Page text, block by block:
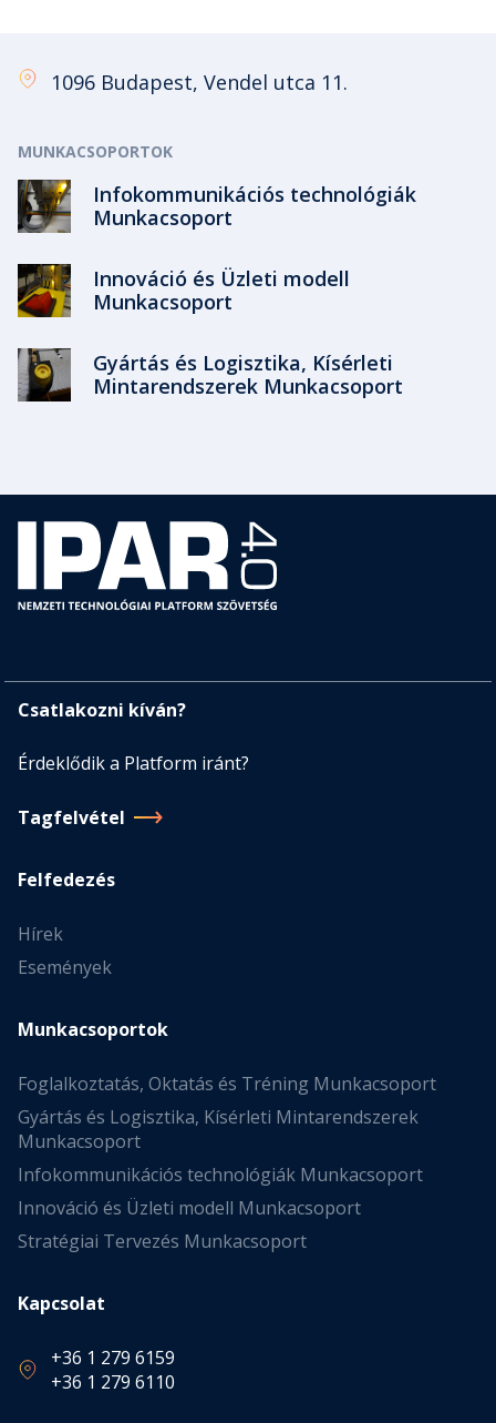
1096 Budapest, Vendel utca 11.
MUNKACSOPORTOK
Infokommunikációs technológiák
Munkacsoport
Innováció és Üzleti modell
Munkacsoport
Gyártás és Logisztika, Kísérleti
Mintarendszerek Munkacsoport
Csatlakozni kíván?
Érdeklődik a Platform iránt?
Tagfelvétel
Felfedezés
Hírek
Események
Munkacsoportok
Foglalkoztatás, Oktatás és Tréning Munkacsoport
Gyártás és Logisztika, Kísérleti Mintarendszerek
Munkacsoport
Infokommunikációs technológiák Munkacsoport
Innováció és Üzleti modell Munkacsoport
Stratégiai Tervezés Munkacsoport
Kapcsolat
+36 1 279 6159
+36 1 279 6110